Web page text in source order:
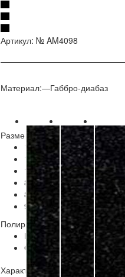
Артикул: № AM4098
Материал:—Габбро-диабаз
Размер В/Ш/Т, мм.—900/450/70
1000/500/50;
1000/500/60;
1000/500/70;
800/400/50;
800/400/70;
900/450/70
Полировка—Круговая
Круговая
Обе
Характеристики